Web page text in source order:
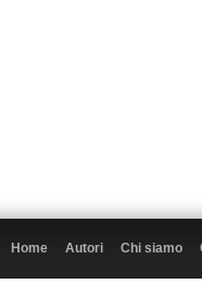
Home Autori Chi siamo